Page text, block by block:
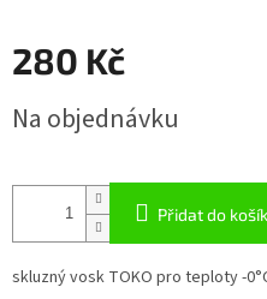
280 Kč
cena:
Na objednávku
Přidat do
skluzný vosk TOKO pro teploty -